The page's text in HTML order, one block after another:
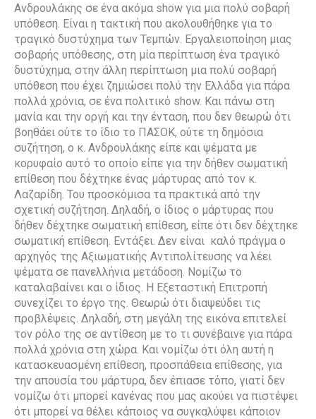
Ανδρουλάκης σε ένα ακόμα show για μια πολύ σοβαρή
υπόθεση. Είναι η τακτική που ακολουθήθηκε για το
τραγικό δυστύχημα των Τεμπών. Εργαλειοποίηση μιας
σοβαρής υπόθεσης, στη μία περίπτωση ένα τραγικό
δυστύχημα, στην άλλη περίπτωση μια πολύ σοβαρή
υπόθεση που έχει ζημιώσει πολύ την Ελλάδα για πάρα
πολλά χρόνια, σε ένα πολιτικό show. Και πάνω στη
μανία και την οργή και την ένταση, που δεν θεωρώ ότι
βοηθάει ούτε το ίδιο το ΠΑΣΟΚ, ούτε τη δημόσια
συζήτηση, ο κ. Ανδρουλάκης είπε και ψέματα με
κορυφαίο αυτό το οποίο είπε για την δήθεν σωματική
επίθεση που δέχτηκε ένας μάρτυρας από τον κ.
Λαζαρίδη. Του προσκόμισα τα πρακτικά από την
σχετική συζήτηση. Δηλαδή, ο ίδιος ο μάρτυρας που
δήθεν δέχτηκε σωματική επίθεση, είπε ότι δεν δέχτηκε
σωματική επίθεση. Εντάξει. Δεν είναι καλό πράγμα ο
αρχηγός της Αξιωματικής Αντιπολίτευσης να λέει
ψέματα σε πανελλήνια μετάδοση. Νομίζω το
καταλαβαίνει και ο ίδιος. Η Εξεταστική Επιτροπή
συνεχίζει το έργο της. Θεωρώ ότι διαψεύδει τις
προβλέψεις. Δηλαδή, στη μεγάλη της εικόνα επιτελεί
τον ρόλο της σε αντίθεση με το τι συνέβαινε για πάρα
πολλά χρόνια στη χώρα. Και νομίζω ότι όλη αυτή η
κατασκευασμένη επίθεση, προσπάθεια επίθεσης, για
την απουσία του μάρτυρα, δεν έπιασε τόπο, γιατί δεν
νομίζω ότι μπορεί κανένας που μας ακούει να πιστέψει
ότι μπορεί να θέλει κάποιος να συγκαλύψει κάποιον